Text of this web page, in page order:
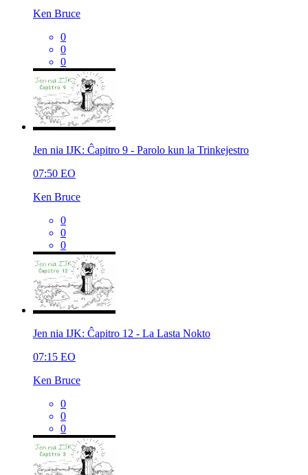
Ken Bruce
0
0
0
Jen nia IJK: Ĉapitro 9 - Parolo kun la Trinkejestro
07:50 EO
Ken Bruce
0
0
0
Jen nia IJK: Ĉapitro 12 - La Lasta Nokto
07:15 EO
Ken Bruce
0
0
0